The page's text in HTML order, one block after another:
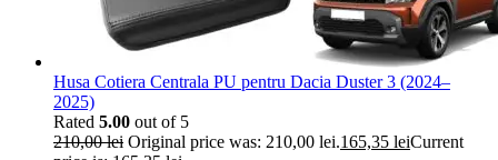
Husa Cotiera Centrala PU pentru Dacia Duster 3 (2024–
2025)
Rated 5.00 out of 5
210,00lei Original price was: 210,00 lei.165,35 leiCurrent